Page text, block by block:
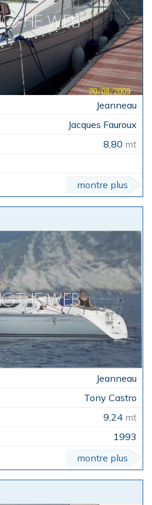
Jeanneau
Jacques Fauroux
8,80 mt
montre plus
Jeanneau
Tony Castro
9,24 mt
1993
montre plus